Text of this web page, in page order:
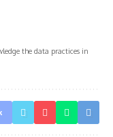
the data practices in